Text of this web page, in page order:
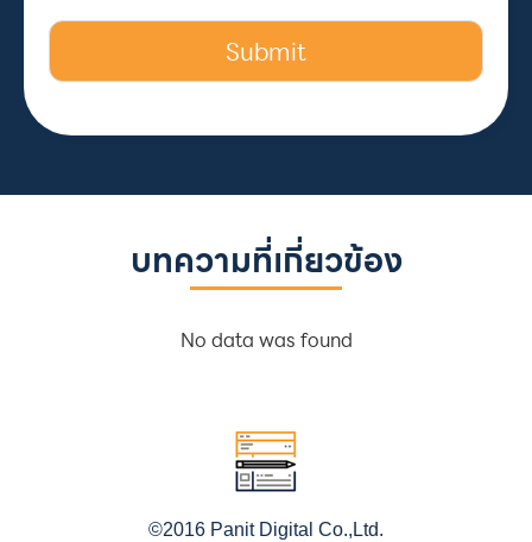
Submit
บทความที่เกี่ยวข้อง
No data was found
©2016 Panit Digital Co.,Ltd.